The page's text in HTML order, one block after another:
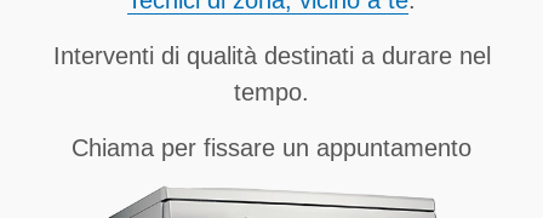
Interventi di qualità destinati a durare nel
tempo.
Chiama per fissare un appuntamento